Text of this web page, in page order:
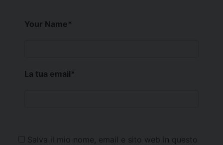
Your Name*
La tua email*
Salva il mio nome, email e sito web in questo